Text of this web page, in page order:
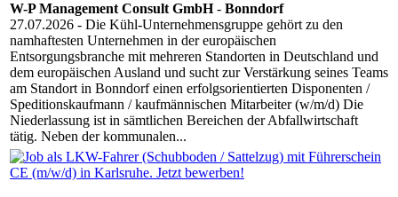
W-P Management Consult GmbH- Bonndorf
27.07.2026 - Die Kühl-Unternehmensgruppe gehört zu den
namhaftesten Unternehmen in der europäischen
Entsorgungsbranche mit mehreren Standorten in Deutschland und
dem europäischen Ausland und sucht zur Verstärkung seines Teams
am Standort in Bonndorf einen erfolgsorientierten Disponenten /
Speditionskaufmann / kaufmännischen Mitarbeiter (w/m/d) Die
Niederlassung ist in sämtlichen Bereichen der Abfallwirtschaft
tätig. Neben der kommunalen...